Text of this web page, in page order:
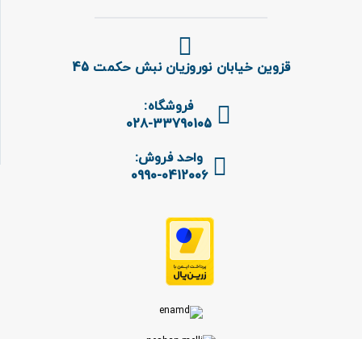
قزوین خیابان نوروزیان نبش حکمت 45
فروشگاه:
028-33790105
واحد فروش:
0990-0412006